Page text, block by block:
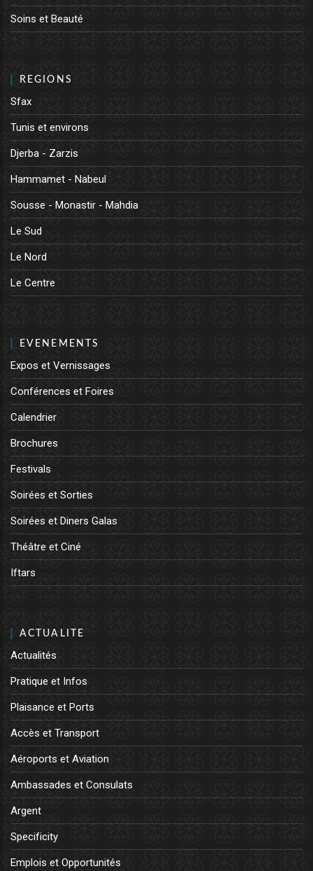
Soins et Beauté
REGIONS
Sfax
Tunis et environs
Djerba - Zarzis
Hammamet - Nabeul
Sousse - Monastir - Mahdia
Le Sud
Le Nord
Le Centre
EVENEMENTS
Expos et Vernissages
Conférences et Foires
Calendrier
Brochures
Festivals
Soirées et Sorties
Soirées et Diners Galas
Théâtre et Ciné
Iftars
ACTUALITE
Actualités
Pratique et Infos
Plaisance et Ports
Accès et Transport
Aéroports et Aviation
Ambassades et Consulats
Argent
Specificity
Emplois et Opportunités